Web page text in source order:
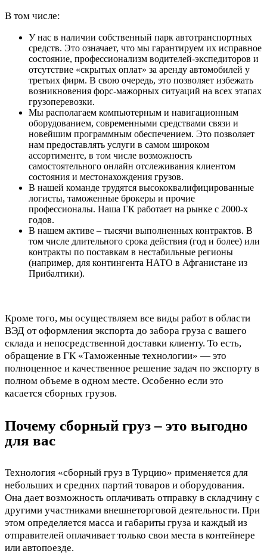
В том числе:
У нас в наличии собственный парк автотранспортных
средств. Это означает, что мы гарантируем их исправное
состояние, профессионализм водителей-экспедиторов и
отсутствие «скрытых оплат» за аренду автомобилей у
третьих фирм. В свою очередь, это позволяет избежать
возникновения форс-мажорных ситуаций на всех этапах
грузоперевозки.
Мы располагаем компьютерным и навигационным
оборудованием, современными средствами связи и
новейшим программным обеспечением. Это позволяет
нам предоставлять услуги в самом широком
ассортименте, в том числе возможность
самостоятельного онлайн отслеживания клиентом
состояния и местонахождения грузов.
В нашей команде трудятся высококвалифицированные
логисты, таможенные брокеры и прочие
профессионалы. Наша ГК работает на рынке с 2000-х
годов.
В нашем активе – тысячи выполненных контрактов. В
том числе длительного срока действия (год и более) или
контракты по поставкам в нестабильные регионы
(например, для контингента НАТО в Афганистане из
Прибалтики).
Кроме того, мы осуществляем все виды работ в области
ВЭД от оформления экспорта до забора груза с вашего
склада и непосредственной доставки клиенту. То есть,
обращение в ГК «Таможенные технологии» — это
полноценное и качественное решение задач по экспорту в
полном объеме в одном месте. Особенно если это
касается сборных грузов.
Почему сборный груз – это выгодно
для вас
Технология «сборный груз в Турцию» применяется для
небольших и средних партий товаров и оборудования.
Она дает возможность оплачивать отправку в складчину с
другими участниками внешнеторговой деятельности. При
этом определяется масса и габариты груза и каждый из
отправителей оплачивает только свои места в контейнере
или автопоезде.